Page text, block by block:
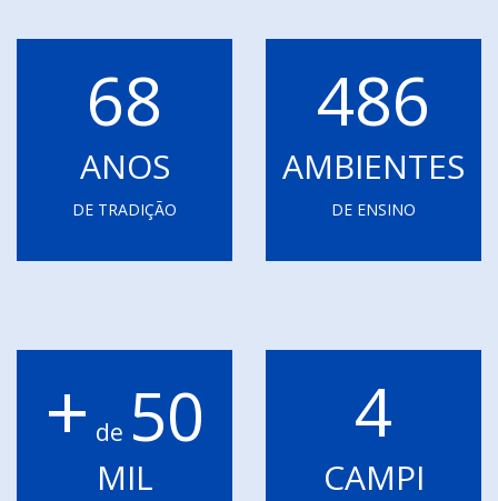
68
ANOS
DE TRADIÇÃO
486
AMBIENTES
DE ENSINO
+ de 50
MIL
4
CAMPI